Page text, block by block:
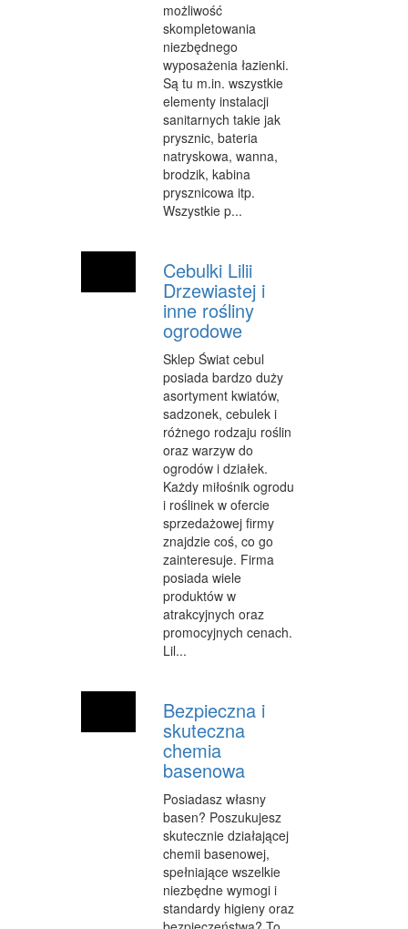
INNE AGENCJE
WIGOR
IMPREZY INTEGRACYJNE
HOBBY
ZAJĘCIA SPORTOWE I REKREACYJNE
PRODUKCJA
INFORMATYCZNE
FOTOGRAFIA
ADWOKACI, PORADY PRAWNE
SPRZĄTANIE, PORZĄDKOWANIE
SERWIS
OPIEKA
INNE USŁUGI
KURIER, PRZESYŁKI
WYCIECZKI
HOTELE I NOCLEGI
PODRÓŻE
ZDROWIE
KOSMETYKI
LECZENIE
SALONY KOSMETYCZNE
SPRZĘT MEDYCZNY
WEB
OPROGRAMOWANIE
KONTAKT
możliwość
skompletowania
niezbędnego
wyposażenia łazienki.
Są tu m.in. wszystkie
elementy instalacji
sanitarnych takie jak
prysznic, bateria
natryskowa, wanna,
brodzik, kabina
prysznicowa itp.
Wszystkie p...
Cebulki Lilii
Drzewiastej i
inne rośliny
ogrodowe
Sklep Świat cebul
posiada bardzo duży
asortyment kwiatów,
sadzonek, cebulek i
różnego rodzaju roślin
oraz warzyw do
ogrodów i działek.
Każdy miłośnik ogrodu
i roślinek w ofercie
sprzedażowej firmy
znajdzie coś, co go
zainteresuje. Firma
posiada wiele
produktów w
atrakcyjnych oraz
promocyjnych cenach.
Lil...
Bezpieczna i
skuteczna
chemia
basenowa
Posiadasz własny
basen? Poszukujesz
skutecznie działającej
chemii basenowej,
spełniające wszelkie
niezbędne wymogi i
standardy higieny oraz